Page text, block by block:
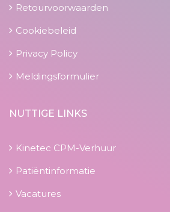
Retourvoorwaarden
Cookiebeleid
Privacy Policy
Meldingsformulier
NUTTIGE LINKS
Kinetec CPM-Verhuur
Patiëntinformatie
Vacatures